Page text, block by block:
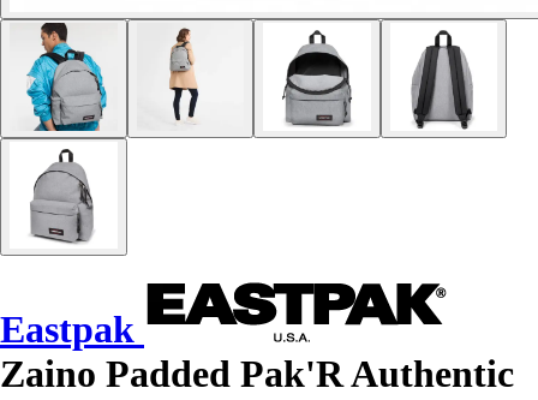
Eastpak
Zaino Padded Pak'R Authentic